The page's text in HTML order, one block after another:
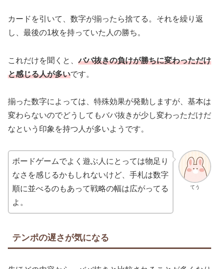
カードを引いて、数字が揃ったら捨てる。それを繰り返
し、最後の1枚を持っていた人の勝ち。
これだけを聞くと、ババ抜きの負けが勝ちに変わっただけ
と感じる人が多いです。
揃った数字によっては、特殊効果が発動しますが、基本は
変わらないのでどうしてもババ抜きが少し変わっただけだ
なという印象を持つ人が多いようです。
てう
ボードゲームでよく遊ぶ人にとっては物足り
なさを感じるかもしれないけど、手札は数字
順に並べるのもあって戦略の幅は広がってる
よ。
テンポの遅さが気になる